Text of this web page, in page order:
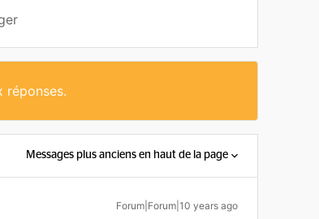
réponses.
Messages plus anciens en haut de la page
Forum|Forum|10 years ago